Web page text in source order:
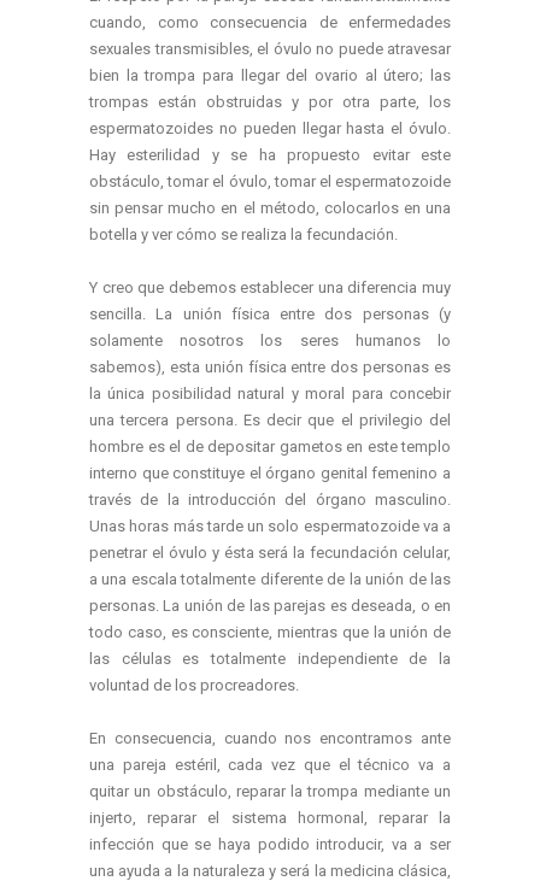
cuando, como consecuencia de enfermedades
sexuales transmisibles, el óvulo no puede atravesar
bien la trompa para llegar del ovario al útero; las
trompas están obstruidas y por otra parte, los
espermatozoides no pueden llegar hasta el óvulo.
Hay esterilidad y se ha propuesto evitar este
obstáculo, tomar el óvulo, tomar el espermatozoide
sin pensar mucho en el método, colocarlos en una
botella y ver cómo se realiza la fecundación.
Y creo que debemos establecer una diferencia muy
sencilla. La unión física entre dos personas (y
solamente nosotros los seres humanos lo
sabemos), esta unión física entre dos personas es
la única posibilidad natural y moral para concebir
una tercera persona. Es decir que el privilegio del
hombre es el de depositar gametos en este templo
interno que constituye el órgano genital femenino a
través de la introducción del órgano masculino.
Unas horas más tarde un solo espermatozoide va a
penetrar el óvulo y ésta será la fecundación celular,
a una escala totalmente diferente de la unión de las
personas. La unión de las parejas es deseada, o en
todo caso, es consciente, mientras que la unión de
las células es totalmente independiente de la
voluntad de los procreadores.
En consecuencia, cuando nos encontramos ante
una pareja estéril, cada vez que el técnico va a
quitar un obstáculo, reparar la trompa mediante un
injerto, reparar el sistema hormonal, reparar la
infección que se haya podido introducir, va a ser
una ayuda a la naturaleza y será la medicina clásica,